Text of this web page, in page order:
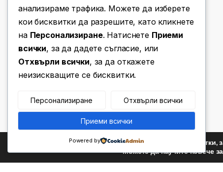
Имате въпроси? Позвънете ни!
(+359) 876 203 111
©Za Teb- All Rights Reserved
анализираме трафика. Можете да изберете
кои бисквитки да разрешите, като кликнете
на Персонализиране. Натиснете Приеми
всички, за да дадете съгласие, или
Отхвърли всички, за да откажете
неизискващите се бисквитки.
Персонализиране Отхвърли всички
Приеми всички
Powered by
Ние използваме бисквитки,
Можете да научите повече